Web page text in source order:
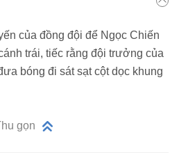
của đồng đội để Ngọc Chiến
trái, tiếc rằng đội trưởng của
bóng đi sát sạt cột dọc khung
gọn